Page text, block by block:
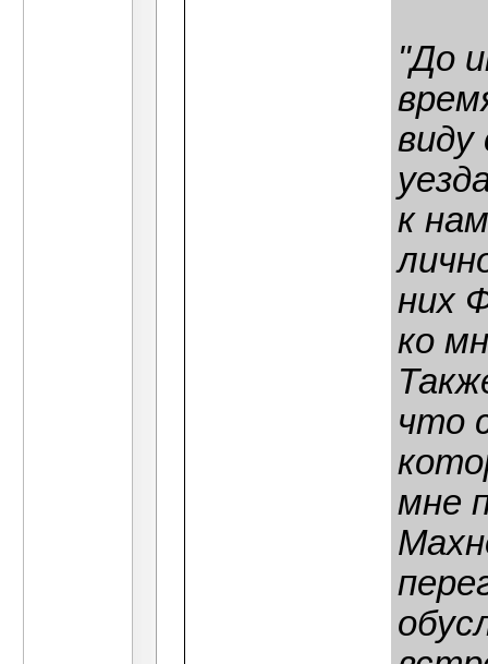
"До
виду
к
них
ко
что
мне